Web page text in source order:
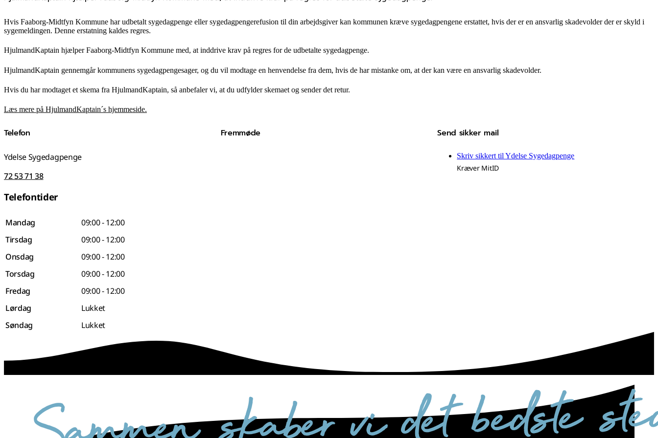
Hvis Faaborg-Midtfyn Kommune har udbetalt sygedagpenge eller sygedagpengerefusion til din arbejdsgiver kan kommunen kræve sygedagpengene erstattet, hvis der er en ansvarlig skadevolder der er skyld i
sygemeldingen. Denne erstatning kaldes regres.
HjulmandKaptain hjælper Faaborg-Midtfyn Kommune med, at inddrive krav på regres for de udbetalte sygedagpenge.
HjulmandKaptain gennemgår kommunens sygedagpengesager, og du vil modtage en henvendelse fra dem, hvis de har mistanke om, at der kan være en ansvarlig skadevolder.
Hvis du har modtaget et skema fra HjulmandKaptain, så anbefaler vi, at du udfylder skemaet og sender det retur.
Læs mere på HjulmandKaptain´s hjemmeside.
Telefon
Ydelse Sygedagpenge
72 53 71 38
Telefontider
Mandag
09:00 - 12:00
Tirsdag
09:00 - 12:00
Onsdag
09:00 - 12:00
Torsdag
09:00 - 12:00
Fredag
09:00 - 12:00
Lørdag
Lukket
Søndag
Lukket
Fremmøde Send sikker mail
Skriv sikkert til Ydelse Sygedagpenge
Kræver MitID